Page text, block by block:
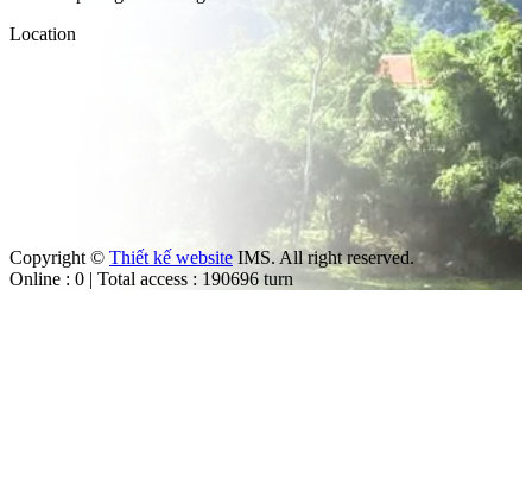
Location
Copyright © Thiết kế website IMS. All right reserved.
Online : 0 | Total access : 190696 turn